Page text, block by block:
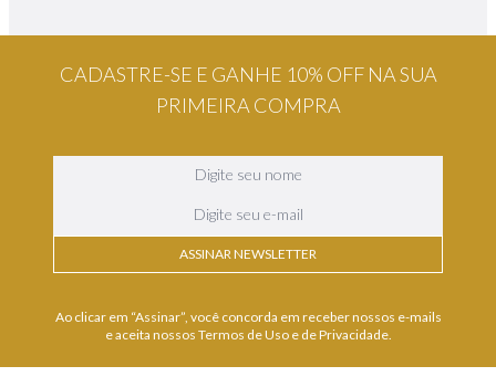
CADASTRE-SE E GANHE 10% OFF NA SUA
PRIMEIRA COMPRA
ASSINAR NEWSLETTER
Ao clicar em “Assinar”, você concorda em receber nossos e-mails
e aceita nossos Termos de Uso e de Privacidade.